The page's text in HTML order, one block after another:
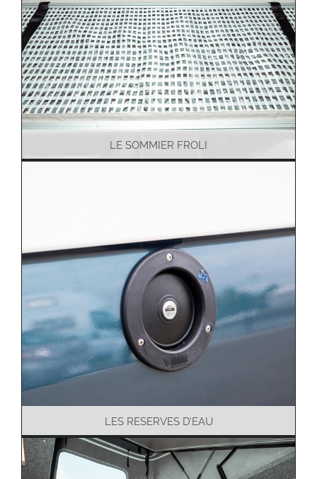
LE SOMMIER FROLI
LES RESERVES D’EAU